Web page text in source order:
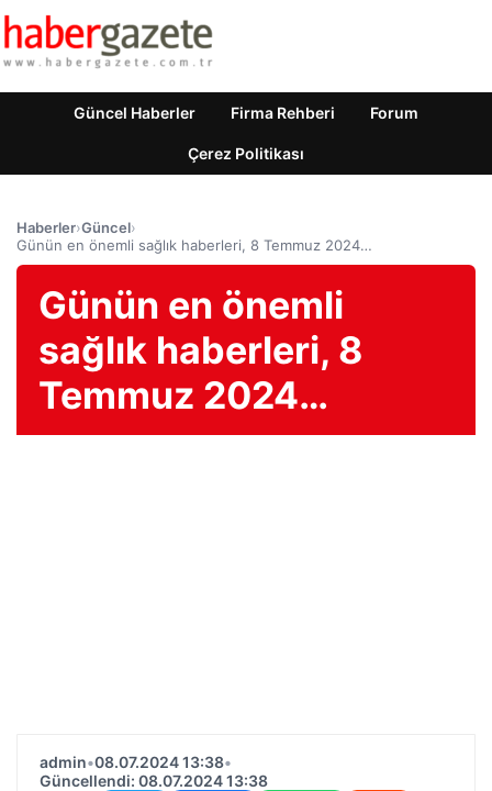
Güncel Haberler Firma Rehberi Forum
Çerez Politikası
Haberler›Güncel›
Günün en önemli sağlık haberleri, 8 Temmuz 2024…
Günün en önemli
sağlık haberleri, 8
Temmuz 2024…
admin•08.07.2024 13:38•
Güncellendi: 08.07.2024 13:38